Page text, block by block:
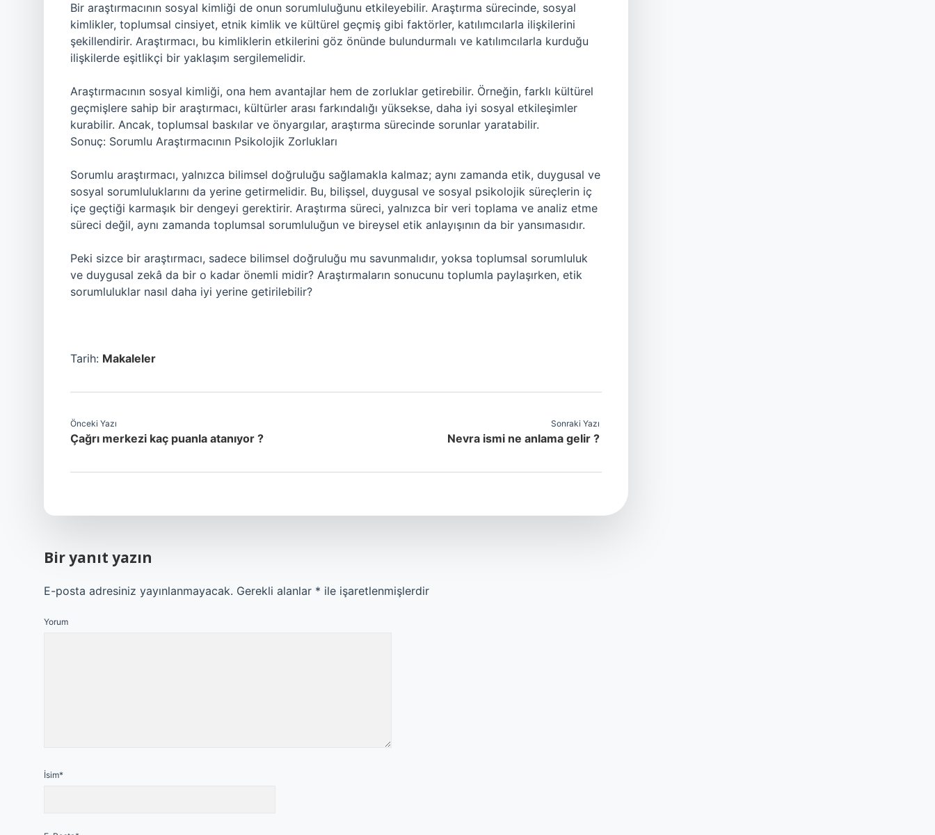
Bir araştırmacının sosyal kimliği de onun sorumluluğunu etkileyebilir. Araştırma sürecinde, sosyal
kimlikler, toplumsal cinsiyet, etnik kimlik ve kültürel geçmiş gibi faktörler, katılımcılarla ilişkilerini
şekillendirir. Araştırmacı, bu kimliklerin etkilerini göz önünde bulundurmalı ve katılımcılarla kurduğu
ilişkilerde eşitlikçi bir yaklaşım sergilemelidir.
Araştırmacının sosyal kimliği, ona hem avantajlar hem de zorluklar getirebilir. Örneğin, farklı kültürel
geçmişlere sahip bir araştırmacı, kültürler arası farkındalığı yüksekse, daha iyi sosyal etkileşimler
kurabilir. Ancak, toplumsal baskılar ve önyargılar, araştırma sürecinde sorunlar yaratabilir.
Sonuç: Sorumlu Araştırmacının Psikolojik Zorlukları
Sorumlu araştırmacı, yalnızca bilimsel doğruluğu sağlamakla kalmaz; aynı zamanda etik, duygusal ve
sosyal sorumluluklarını da yerine getirmelidir. Bu, bilişsel, duygusal ve sosyal psikolojik süreçlerin iç
içe geçtiği karmaşık bir dengeyi gerektirir. Araştırma süreci, yalnızca bir veri toplama ve analiz etme
süreci değil, aynı zamanda toplumsal sorumluluğun ve bireysel etik anlayışının da bir yansımasıdır.
Peki sizce bir araştırmacı, sadece bilimsel doğruluğu mu savunmalıdır, yoksa toplumsal sorumluluk
ve duygusal zekâ da bir o kadar önemli midir? Araştırmaların sonucunu toplumla paylaşırken, etik
sorumluluklar nasıl daha iyi yerine getirilebilir?
Tarih: Makaleler
Önceki Yazı
Çağrı merkezi kaç puanla atanıyor ?
Sonraki Yazı
Nevra ismi ne anlama gelir ?
Bir yanıt yazın
E-posta adresiniz yayınlanmayacak. Gerekli alanlar * ile işaretlenmişlerdir
Yorum
İsim*